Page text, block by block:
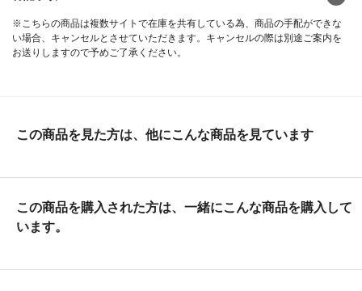
※こちらの商品は複数サイトで在庫を共有している為、商品の手配ができな
い場合、キャンセルとさせていただきます。キャンセルの際は別途ご案内を
お送りしますので予めご了承ください。
この商品を見た方は、他にこんな商品を見ています
この商品を購入された方は、一緒にこんな商品を購入して
います。